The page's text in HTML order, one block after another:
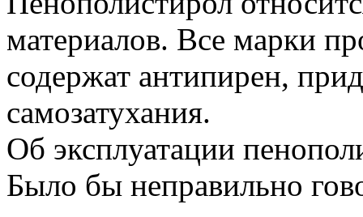
материалов. Все марки
содержат антипирен,
самозатухания.
Об эксплуатации
Было бы неправильно